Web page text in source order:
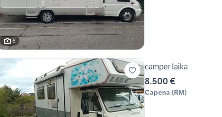
6
camper laika
8.500 €
Capena (RM)